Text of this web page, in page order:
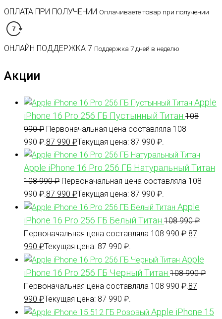
ОПЛАТА ПРИ ПОЛУЧЕНИИ Оплачиваете товар при получении
ОНЛАЙН ПОДДЕРЖКА 7 Поддержка 7 дней в неделю
Акции
Apple
iPhone 16 Pro 256 ГБ Пустынный Титан 108
990₽ Первоначальная цена составляла 108
990 ₽. 87 990 ₽Текущая цена: 87 990 ₽.
Apple iPhone 16 Pro 256 ГБ Натуральный Титан
108 990₽ Первоначальная цена составляла 108
990 ₽. 87 990 ₽Текущая цена: 87 990 ₽.
Apple
iPhone 16 Pro 256 ГБ Белый Титан 108 990₽
Первоначальная цена составляла 108 990 ₽. 87
990 ₽Текущая цена: 87 990 ₽.
Apple
iPhone 16 Pro 256 ГБ Черный Титан 108 990₽
Первоначальная цена составляла 108 990 ₽. 87
990 ₽Текущая цена: 87 990 ₽.
Apple iPhone 15